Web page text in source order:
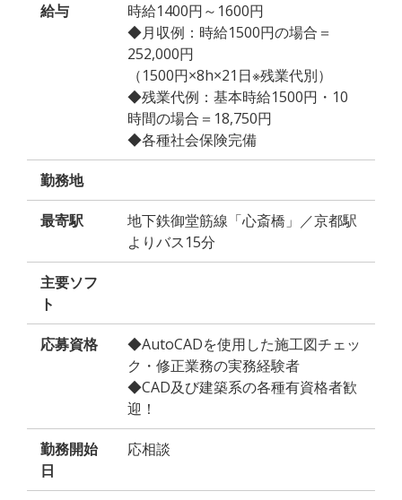
給与
時給1400円～1600円
◆月収例：時給1500円の場合＝
252,000円
（1500円×8h×21日※残業代別）
◆残業代例：基本時給1500円・10
時間の場合＝18,750円
◆各種社会保険完備
勤務地
最寄駅
地下鉄御堂筋線「心斎橋」／京都駅
よりバス15分
主要ソフ
ト
応募資格
◆AutoCADを使用した施工図チェッ
ク・修正業務の実務経験者
◆CAD及び建築系の各種有資格者歓
迎！
勤務開始
日
応相談